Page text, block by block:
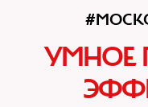
УМНОЕ